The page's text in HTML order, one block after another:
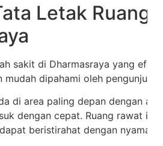
Letak
sakit di Dharmasraya yang
dipahami oleh pengunjung.
di area paling depan dengan
dengan cepat. Ruang rawat
beristirahat dengan nyaman.